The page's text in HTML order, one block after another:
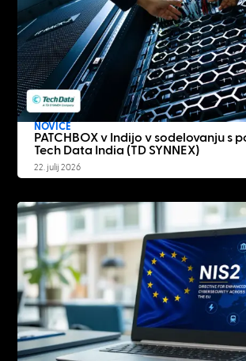
NOVICE
PATCHBOX v Indijo v sodelovanju s
Tech Data India (TD SYNNEX)
22. julij 2026